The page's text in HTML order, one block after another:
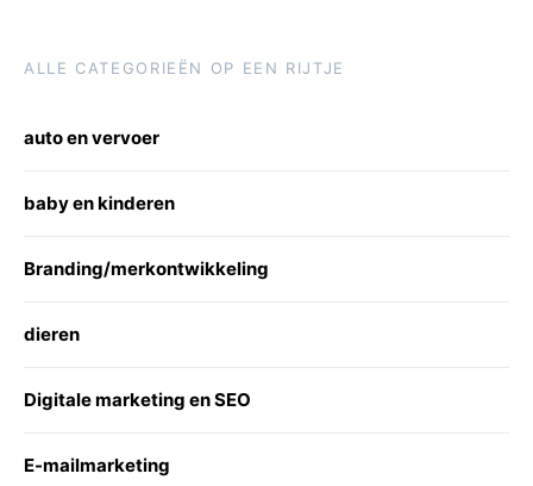
ALLE CATEGORIEËN OP EEN RIJTJE
auto en vervoer
baby en kinderen
Branding/merkontwikkeling
dieren
Digitale marketing en SEO
E-mailmarketing